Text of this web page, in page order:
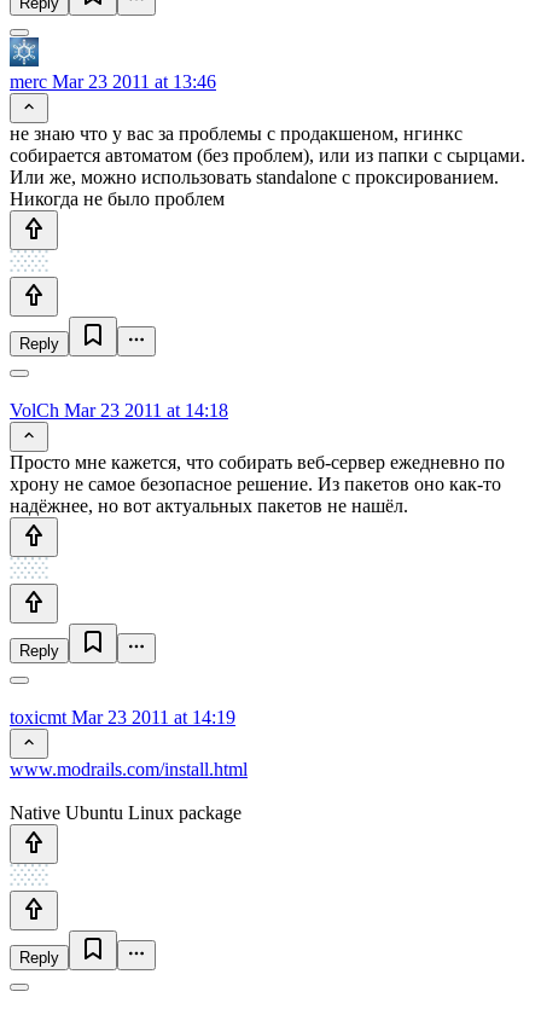
merc Mar 23 2011 at 13:46
не знаю что у вас за проблемы с продакшеном, нгинкс
собирается автоматом (без проблем), или из папки с сырцами.
Или же, можно использовать standalone с проксированием.
Никогда не было проблем
Reply
VolCh Mar 23 2011 at 14:18
Просто мне кажется, что собирать веб-сервер ежедневно по
хрону не самое безопасное решение. Из пакетов оно как-то
надёжнее, но вот актуальных пакетов не нашёл.
Reply
toxicmt Mar 23 2011 at 14:19
www.modrails.com/install.html
Native Ubuntu Linux package
Reply